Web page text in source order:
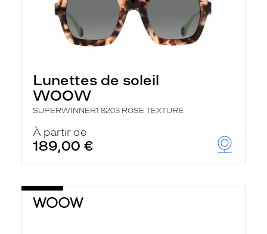
Lunettes de soleil
WOOW
SUPERWINNER1 8203 ROSE TEXTURE
À partir de
189,00 €